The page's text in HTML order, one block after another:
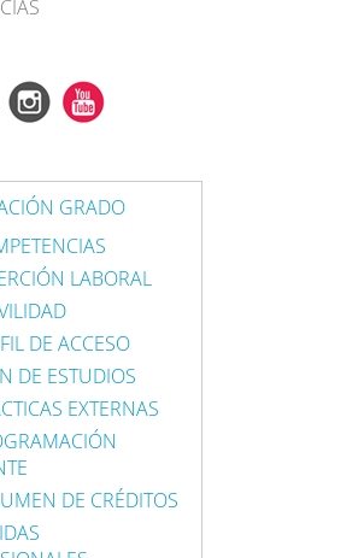
GRADO
LABORAL
DE ACCESO
DE ESTUDIOS
EXTERNAS
DE CRÉDITOS